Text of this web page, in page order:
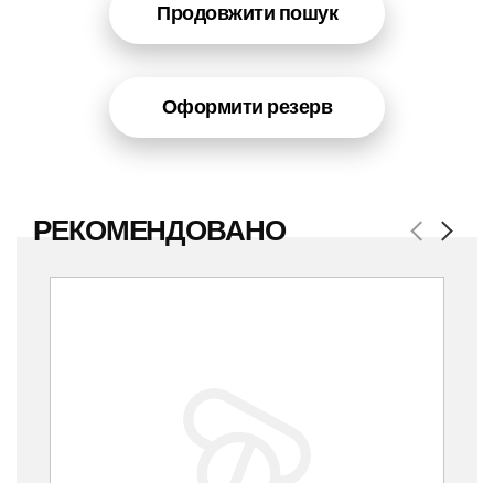
Продовжити пошук
Оформити резерв
РЕКОМЕНДОВАНО Previous
Next